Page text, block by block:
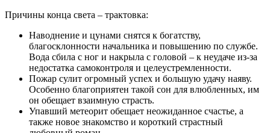
Причины конца света – трактовка:
Наводнение и цунами снятся к богатству,
благосклонности начальника и повышению по службе.
Вода сбила с ног и накрыла с головой – к неудаче из-за
недостатка самоконтроля и целеустремленности.
Пожар сулит огромный успех и большую удачу наяву.
Особенно благоприятен такой сон для влюбленных, им
он обещает взаимную страсть.
Упавший метеорит обещает неожиданное счастье, а
также новое знакомство и короткий страстный